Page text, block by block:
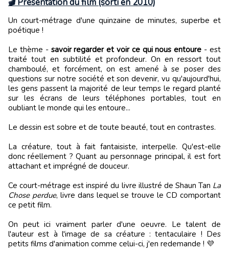
Un court-métrage d'une quinzaine de minutes, superbe et
poétique !
Le thème - savoir regarder et voir ce qui nous entoure - est
traité tout en subtilité et profondeur. On en ressort tout
chamboulé, et forcément, on est amené à se poser des
questions sur notre société et son devenir, vu qu'aujourd'hui,
les gens passent la majorité de leur temps le regard planté
sur les écrans de leurs téléphones portables, tout en
oubliant le monde qui les entoure...
Le dessin est sobre et de toute beauté, tout en contrastes.
La créature, tout à fait fantaisiste, interpelle. Qu'est-elle
donc réellement ? Quant au personnage principal, il est fort
attachant et imprégné de douceur.
Ce court-métrage est inspiré du livre illustré de Shaun Tan La
Chose perdue, livre dans lequel se trouve le CD comportant
ce petit film.
On peut ici vraiment parler d'une oeuvre. Le talent de
l'auteur est à l'image de sa créature : tentaculaire ! Des
petits films d'animation comme celui-ci, j'en redemande ! 💜